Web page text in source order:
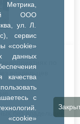
ООО
ул. Л.
сервис
«cookie»
данных
качества
с
по
владельцев
без владельцев